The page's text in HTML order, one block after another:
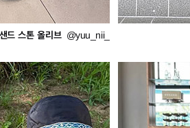
드 스톤 올리브@yuu_nii_